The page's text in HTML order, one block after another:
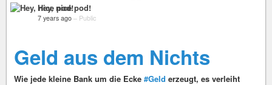
Hey, nice pod!
7 years ago – Public
Geld aus dem Nichts
Wie jede kleine Bank um die Ecke #Geld erzeugt, es verleiht